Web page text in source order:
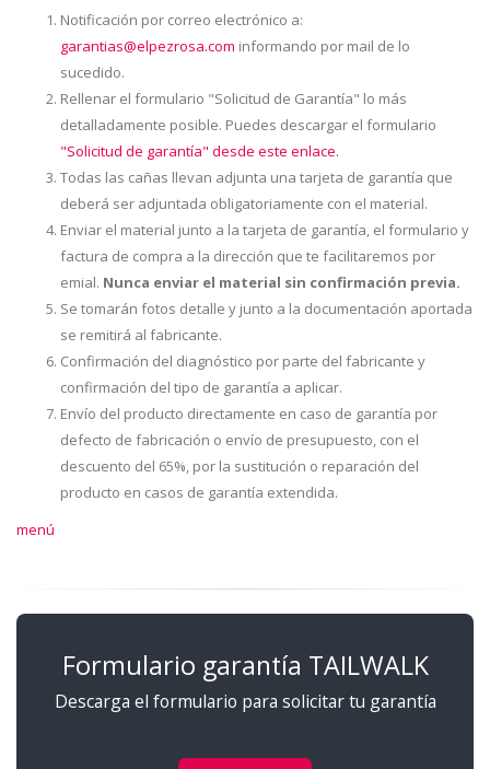
Notificación por correo electrónico a:
garantias@elpezrosa.com informando por mail de lo
sucedido.
Rellenar el formulario "Solicitud de Garantía" lo más
detalladamente posible. Puedes descargar el formulario
"Solicitud de garantía" desde este enlace.
Todas las cañas llevan adjunta una tarjeta de garantía que
deberá ser adjuntada obligatoriamente con el material.
Enviar el material junto a la tarjeta de garantía, el formulario y
factura de compra a la dirección que te facilitaremos por
emial. Nunca enviar el material sin confirmación previa.
Se tomarán fotos detalle y junto a la documentación aportada
se remitirá al fabricante.
Confirmación del diagnóstico por parte del fabricante y
confirmación del tipo de garantía a aplicar.
Envío del producto directamente en caso de garantía por
defecto de fabricación o envío de presupuesto, con el
descuento del 65%, por la sustitución o reparación del
producto en casos de garantía extendida.
menú
Formulario garantía TAILWALK
Descarga el formulario para solicitar tu garantía